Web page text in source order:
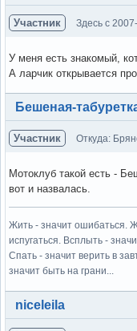
Участник Здесь с
У меня есть знакомый,
А ларчик открывается
Вне форума
Бешеная-
Участник Откуда:
Мотоклуб такой есть -
вот и назвалась.
Жить - значит ошибаться.
испугаться. Всплыть -
Спать - значит верить в
значит быть на грани...
Вне форума
niceleila